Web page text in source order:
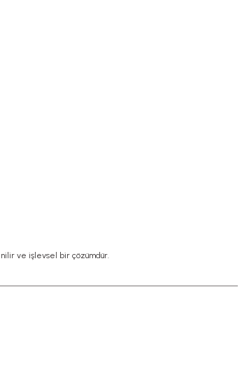
ve işlevsel bir çözümdür.